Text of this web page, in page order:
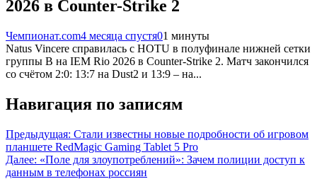
2026 в Counter-Strike 2
Чемпионат.com4 месяца спустя01 минуты
Natus Vincere справилась с HOTU в полуфинале нижней сетки
группы B на IEM Rio 2026 в Counter-Strike 2. Матч закончился
со счётом 2:0: 13:7 на Dust2 и 13:9 – на...
Навигация по записям
Предыдущая: Стали известны новые подробности об игровом
планшете RedMagic Gaming Tablet 5 Pro
Далее: «Поле для злоупотреблений»: Зачем полиции доступ к
данным в телефонах россиян